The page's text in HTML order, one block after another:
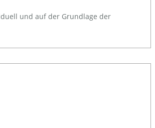
und auf der Grundlage der